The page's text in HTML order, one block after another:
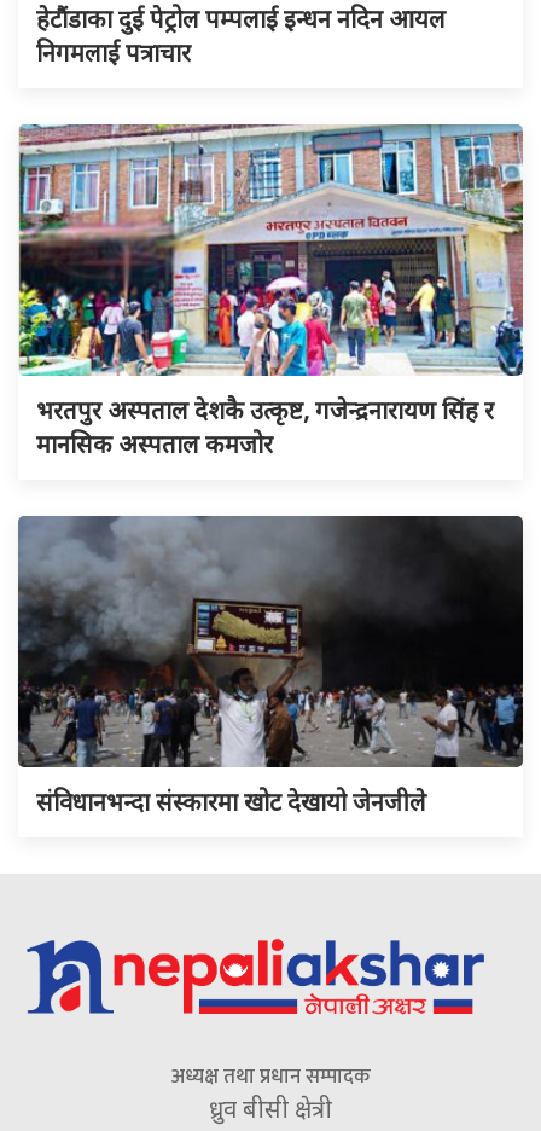
हेटौंडाका दुई पेट्रोल पम्पलाई इन्धन नदिन आयल
निगमलाई पत्राचार
भरतपुर अस्पताल देशकै उत्कृष्ट, गजेन्द्रनारायण सिंह र
मानसिक अस्पताल कमजोर
संविधानभन्दा संस्कारमा खोट देखायो जेनजीले
अध्यक्ष तथा प्रधान सम्पादक
ध्रुव बीसी क्षेत्री